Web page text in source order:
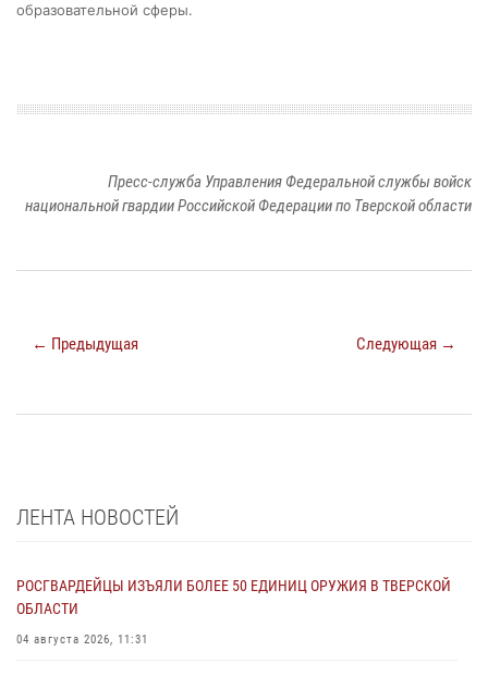
образовательной сферы.
Пресс-служба Управления Федеральной службы войск
национальной гвардии Российской Федерации по Тверской области
← Предыдущая Следующая →
ЛЕНТА НОВОСТЕЙ
РОСГВАРДЕЙЦЫ ИЗЪЯЛИ БОЛЕЕ 50 ЕДИНИЦ ОРУЖИЯ В ТВЕРСКОЙ
ОБЛАСТИ
04 августа 2026, 11:31